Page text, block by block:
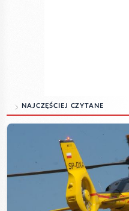
NAJCZĘŚCIEJ CZYTANE